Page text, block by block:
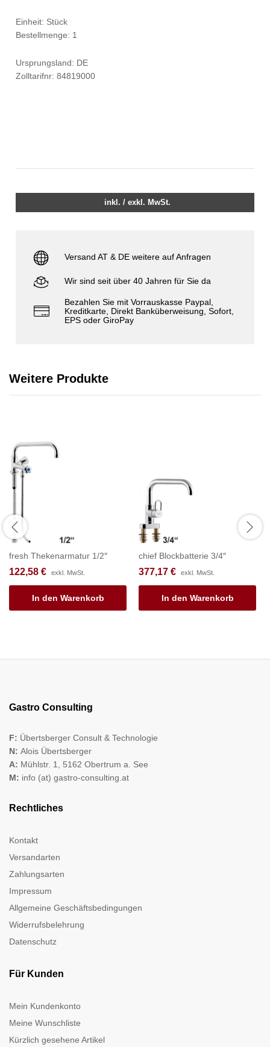
Einheit: Stück
Bestellmenge: 1
Ursprungsland: DE
Zolltarifnr: 84819000
inkl. / exkl. MwSt.
Versand AT & DE weitere auf Anfragen
Wir sind seit über 40 Jahren für Sie da
Bezahlen Sie mit Vorrauskasse Paypal,
Kreditkarte, Direkt Banküberweisung, Sofort,
EPS oder GiroPay
Weitere Produkte
fresh Thekenarmatur 1/2″
122,58 € exkl. MwSt.
In den Warenkorb
chief Blockbatterie 3/4″
377,17 € exkl. MwSt.
In den Warenkorb
Gastro Consulting
F: Übertsberger Consult & Technologie
N: Alois Übertsberger
A: Mühlstr. 1, 5162 Obertrum a. See
M: info (at) gastro-consulting.at
Rechtliches
Kontakt
Versandarten
Zahlungsarten
Impressum
Allgemeine Geschäftsbedingungen
Widerrufsbelehrung
Datenschutz
Für Kunden
Mein Kundenkonto
Meine Wunschliste
Kürzlich gesehene Artikel